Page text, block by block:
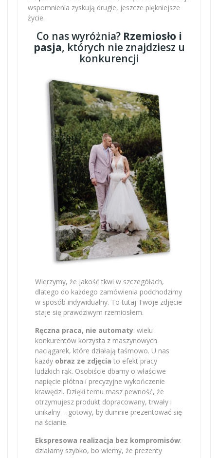
wspomnienia zyskują drugie, jeszcze piękniejsze
życie.
Co nas wyróżnia? Rzemiosło i
pasja, których nie znajdziesz u
konkurencji
Wierzymy, że jakość tkwi w szczegółach,
dlatego do każdego zamówienia podchodzimy
w sposób indywidualny. To tutaj Twoje zdjęcie
staje się prawdziwym rzemiosłem.
Ręczna praca, nie automaty: wielu
konkurentów korzysta z maszynowych
naciągarek, które działają taśmowo. U nas
każdy obraz ze zdjęcia to efekt pracy
ludzkich rąk. Osobiście dbamy o właściwe
napięcie płótna i precyzyjne wykończenie
krawędzi. Dzięki temu masz pewność, że
otrzymujesz produkt dopracowany, trwały i
unikalny – gotowy, by dumnie prezentować się
na ścianie.
Ekspresowa realizacja bez kompromisów:
działamy szybko, bo wiemy, że prezenty